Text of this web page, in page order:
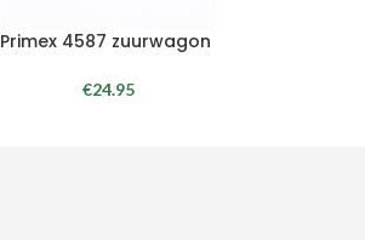
Primex 4587 zuurwagon
€24.95